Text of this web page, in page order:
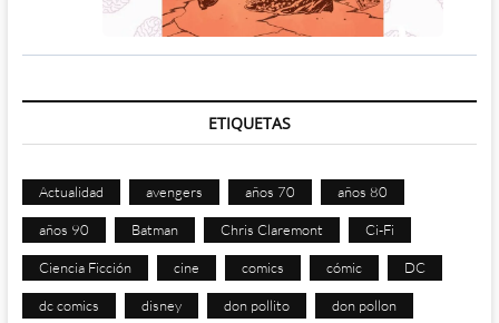
ETIQUETAS
Actualidad avengers años 70 años 80
años 90 Batman Chris Claremont Ci-Fi
Ciencia Ficción cine comics cómic DC
dc comics disney don pollito don pollon